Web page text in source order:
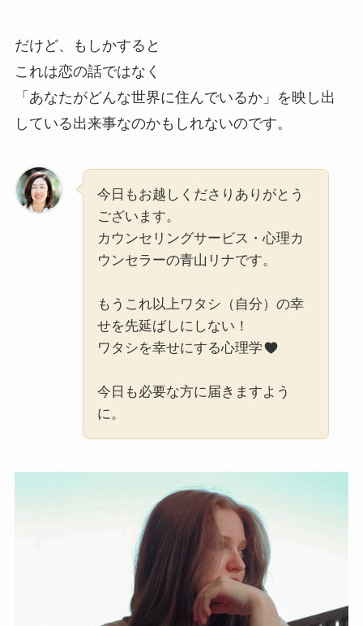
だけど、もしかすると
これは恋の話ではなく
「あなたがどんな世界に住んでいるか」を映し出
している出来事なのかもしれないのです。
今日もお越しくださりありがとう
ございます。
カウンセリングサービス・心理カ
ウンセラーの青山リナです。
もうこれ以上ワタシ（自分）の幸
せを先延ばしにしない！
ワタシを幸せにする心理学
今日も必要な方に届きますよう
に。